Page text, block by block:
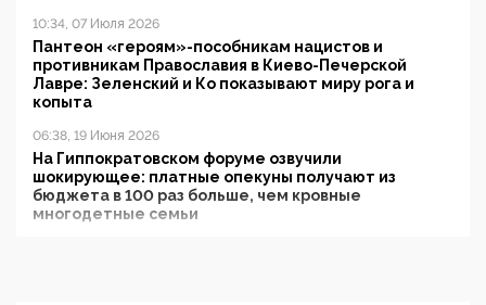
10:34, 07 Июля 2026
Пантеон «героям»-пособникам нацистов и
противникам Православия в Киево-Печерской
Лавре: Зеленский и Ко показывают миру рога и
копыта
06:38, 19 Июня 2026
На Гиппократовском форуме озвучили
шокирующее: платные опекуны получают из
бюджета в 100 раз больше, чем кровные
многодетные семьи